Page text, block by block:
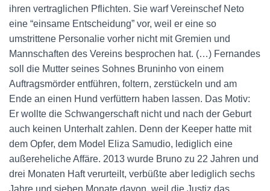
ihren vertraglichen Pflichten. Sie warf Vereinschef Neto
eine “einsame Entscheidung” vor, weil er eine so
umstrittene Personalie vorher nicht mit Gremien und
Mannschaften des Vereins besprochen hat. (…) Fernandes
soll die Mutter seines Sohnes Bruninho von einem
Auftragsmörder entführen, foltern, zerstückeln und am
Ende an einen Hund verfüttern haben lassen. Das Motiv:
Er wollte die Schwangerschaft nicht und nach der Geburt
auch keinen Unterhalt zahlen. Denn der Keeper hatte mit
dem Opfer, dem Model Eliza Samudio, lediglich eine
außereheliche Affäre. 2013 wurde Bruno zu 22 Jahren und
drei Monaten Haft verurteilt, verbüßte aber lediglich sechs
Jahre und sieben Monate davon, weil die Justiz das